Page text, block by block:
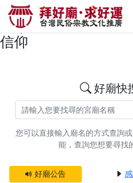
搜尋屏東縣恆春鎮開
料 | 拜好廟求好運
信仰
好廟快
您可以直接輸入廟名的方式查詢
能，查詢您想要尋找
好廟公告